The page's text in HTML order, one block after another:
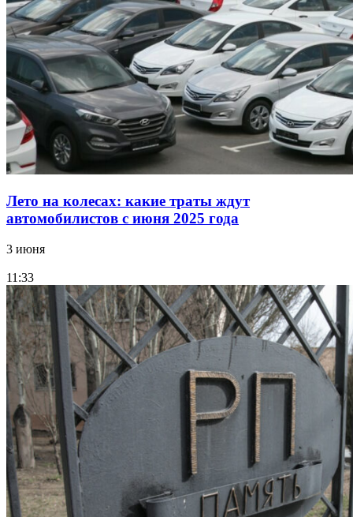
Лето на колесах: какие траты ждут
автомобилистов с июня 2025 года
3 июня
11:33